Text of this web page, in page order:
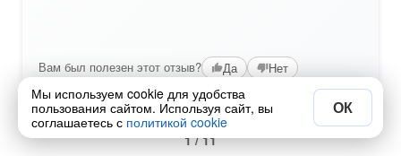
Вам был полезен этот отзыв? Да Нет
1 / 11
Мы используем cookie для удобства
пользования сайтом. Используя сайт, вы
соглашаетесь с политикой cookie
ОК